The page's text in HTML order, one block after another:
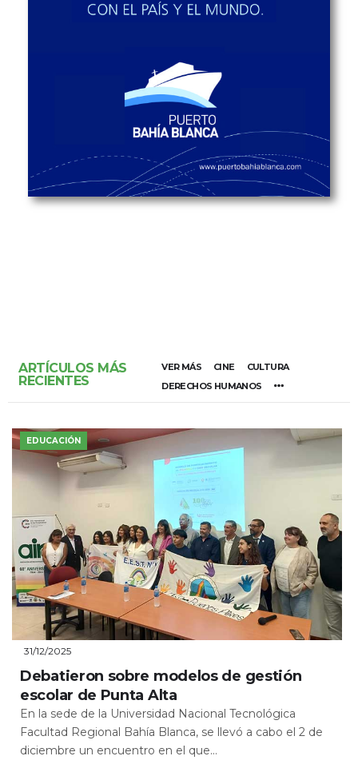
ARTÍCULOS MÁS
RECIENTES
VER MÁS CINE
CULTURA
DERECHOS HUMANOS
EDUCACIÓN
31/12/2025
Debatieron sobre modelos de gestión
escolar de Punta Alta
En la sede de la Universidad Nacional Tecnológica
Facultad Regional Bahía Blanca, se llevó a cabo el 2 de
diciembre un encuentro en el que...